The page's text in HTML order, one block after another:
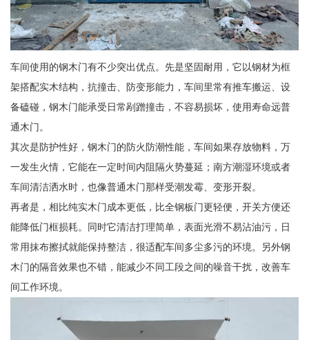
车间使用的钢木门有不少突出优点。先是坚固耐用，它以钢材为框
架搭配实木结构，抗撞击、防变形能力，车间里常有推车搬运、设
备磕碰，钢木门能承受日常剐蹭撞击，不容易损坏，使用寿命远普
通木门。
其次是防护性好，钢木门的防火防潮性能，车间如果存放物料，万
一发生火情，它能在一定时间内阻隔火势蔓延；南方潮湿环境或者
车间清洁洒水时，也像普通木门那样受潮发霉、变形开裂。
再者是，相比纯实木门成本更低，比全钢板门更轻便，开关方便还
能降低门框损耗。同时它清洁打理简单，表面光滑不易沾油污，日
常用抹布擦拭就能保持整洁，很适配车间多尘多污的环境。另外钢
木门的隔音效果也不错，能减少不同工段之间的噪音干扰，改善车
间工作环境。